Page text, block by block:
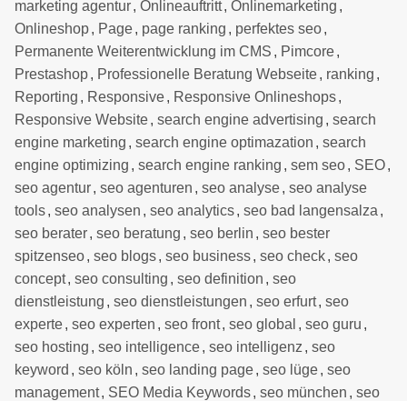
marketing agentur, Onlineauftritt, Onlinemarketing ,
Onlineshop, Page, page ranking , perfektes seo,
Permanente Weiterentwicklung im CMS , Pimcore,
Prestashop, Professionelle Beratung Webseite, ranking ,
Reporting , Responsive, Responsive Onlineshops,
Responsive Website, search engine advertising , search
engine marketing , search engine optimazation , search
engine optimizing , search engine ranking , sem seo, SEO,
seo agentur, seo agenturen , seo analyse, seo analyse
tools, seo analysen , seo analytics, seo bad langensalza ,
seo berater, seo beratung , seo berlin , seo bester
spitzenseo, seo blogs, seo business, seo check, seo
concept, seo consulting , seo definition , seo
dienstleistung , seo dienstleistungen , seo erfurt, seo
experte, seo experten , seo front, seo global , seo guru ,
seo hosting , seo intelligence, seo intelligenz , seo
keyword , seo köln , seo landing page, seo lüge, seo
management, SEO Media Keywords, seo münchen , seo